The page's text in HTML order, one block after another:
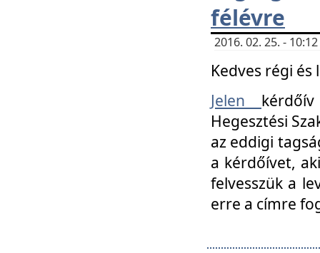
félévre
2016. 02. 25. -
Kedves régi
Jelen
Hegesztési
az eddigi
a kérdőívet,
felvesszük a
erre a címre